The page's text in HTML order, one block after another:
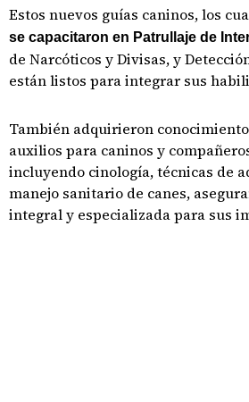
Estos nuevos guías caninos, los
se capacitaron en Patrullaje de
de Narcóticos y Divisas, y
están listos para integrar sus
También adquirieron
auxilios para caninos y
incluyendo cinología, técnicas de
manejo sanitario de canes,
integral y especializada para sus